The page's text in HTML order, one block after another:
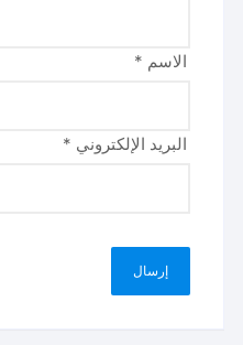
الاسم *
البريد الإلكتروني *